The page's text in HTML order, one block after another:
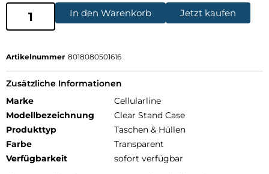
In den Warenkorb Jetzt kaufen
Artikelnummer 8018080501616
Zusätzliche Informationen
Marke
Cellularline
Modellbezeichnung
Clear Stand Case
Produkttyp
Taschen & Hüllen
Farbe
Transparent
Verfügbarkeit
sofort verfügbar